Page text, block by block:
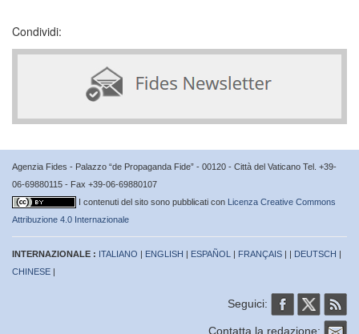
Condividi:
Agenzia Fides - Palazzo “de Propaganda Fide” - 00120 - Città del Vaticano Tel. +39-
06-69880115 - Fax +39-06-69880107
I contenuti del sito sono pubblicati con Licenza Creative Commons
Attribuzione 4.0 Internazionale
INTERNAZIONALE : ITALIANO | ENGLISH | ESPAÑOL | FRANÇAIS | | DEUTSCH |
CHINESE |
Seguici:
Contatta la redazione: